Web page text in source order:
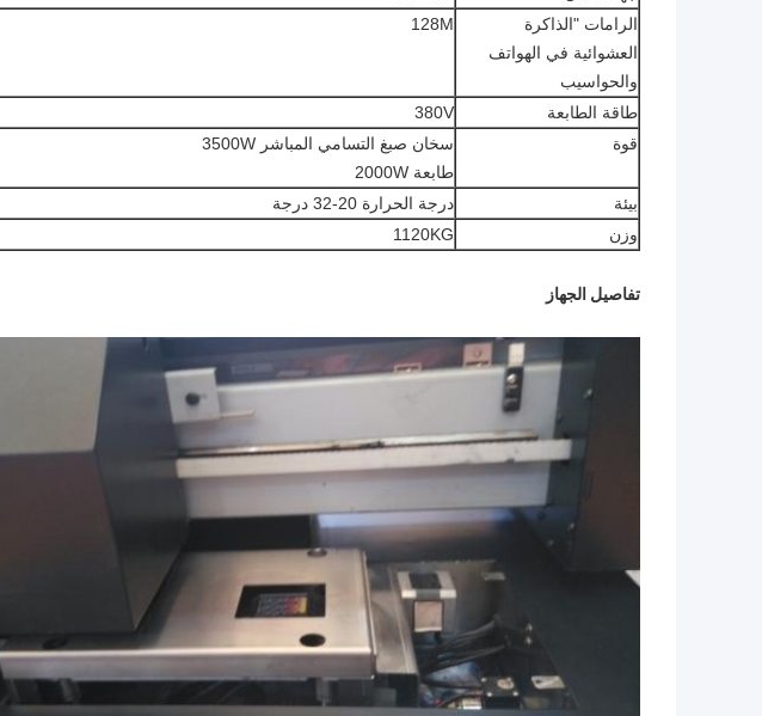
الرامات "الذاكرة
العشوائية في الهواتف
والحواسيب
128M
طاقة الطابعة
380V
قوة
سخان صبغ التسامي المباشر 3500W
طابعة 2000W
بيئة
درجة الحرارة 20-32 درجة
وزن
1120KG
تفاصيل الجهاز